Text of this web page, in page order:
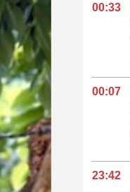
00:33
00:07
23:42